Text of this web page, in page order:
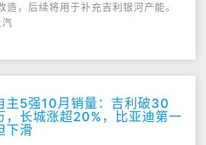
造，后续将用于补充吉利银河产能。
主5强10月销量：吉利破30
，长城涨超20%，比亚迪第一
下滑